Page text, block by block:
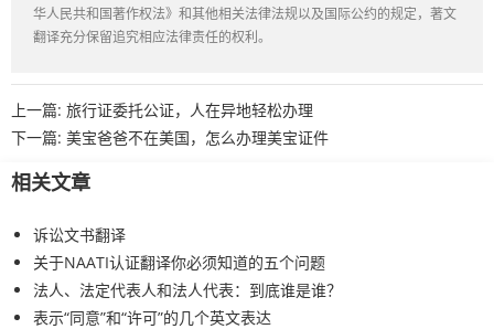
华人民共和国著作权法》和其他相关法律法规以及国际公约的规定，著文
翻译充分保留追究相应法律责任的权利。
上一篇: 旅行证委托公证，人在异地轻松办理
下一篇: 美宝爸爸不在美国，怎么办理美宝证件
相关文章
诉讼文书翻译
关于NAATI认证翻译你必须知道的五个问题
法人、法定代表人和法人代表：到底谁是谁？
表示“同意”和“许可”的几个英文表达